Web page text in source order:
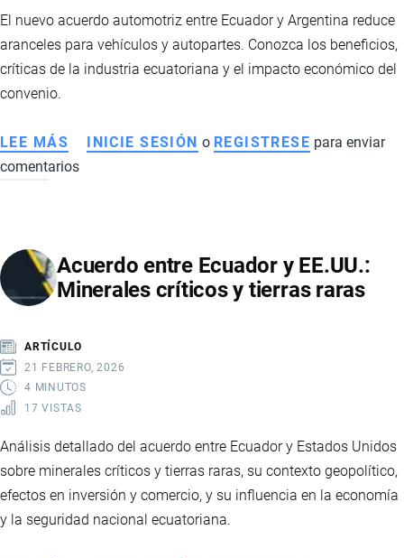
El nuevo acuerdo automotriz entre Ecuador y Argentina reduce
aranceles para vehículos y autopartes. Conozca los beneficios,
críticas de la industria ecuatoriana y el impacto económico del
convenio.
LEE MÁS SOBRE
ACUERDO
Y
ARGENTINA
INDUSTRIA
CUESTIONA
BENEFICIOS
INICIE SESIÓN o REGISTRESE para enviar
comentarios
Acuerdo entre Ecuador y EE.UU.:
Minerales críticos y tierras raras
ARTÍCULO
21 FEBRERO, 2026
4 MINUTOS
17 VISTAS
Análisis detallado del acuerdo entre Ecuador y Estados Unidos
sobre minerales críticos y tierras raras, su contexto geopolítico,
efectos en inversión y comercio, y su influencia en la economía
y la seguridad nacional ecuatoriana.